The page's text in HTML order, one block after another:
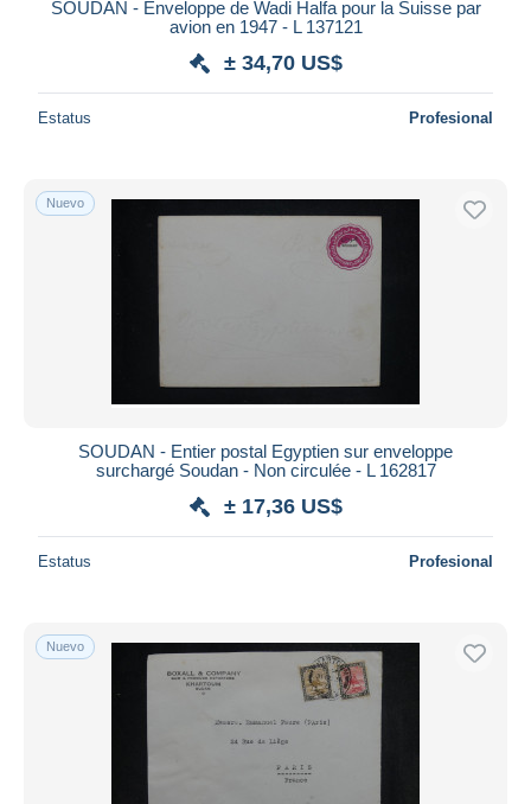
SOUDAN - Enveloppe de Wadi Halfa pour la Suisse par
avion en 1947 - L 137121
± 34,70 US$
Estatus Profesional
Nuevo
SOUDAN - Entier postal Egyptien sur enveloppe
surchargé Soudan - Non circulée - L 162817
± 17,36 US$
Estatus Profesional
Nuevo